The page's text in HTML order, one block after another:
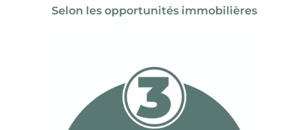
Selon les opportunités immobilières